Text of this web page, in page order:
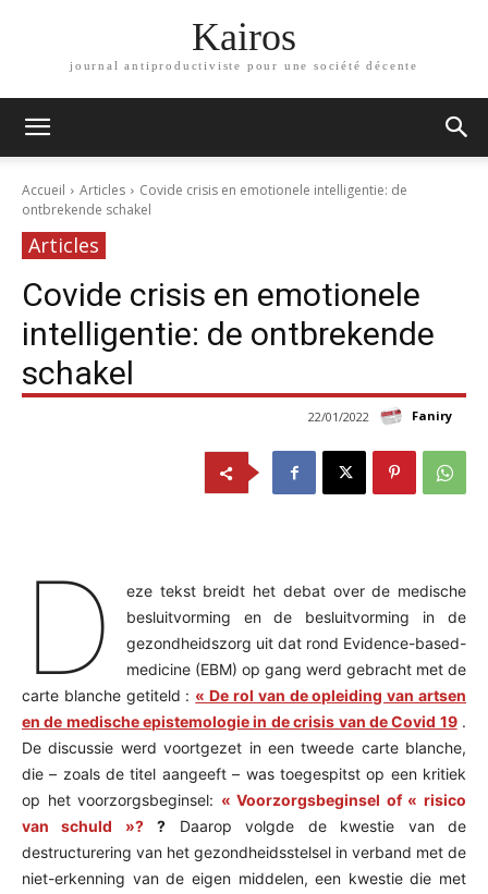
Kairos
journal antiproductiviste pour une société décente
Accueil Articles
Covide crisis en emotionele intelligentie: de
ontbrekende schakel
Articles
Covide crisis en emotionele
intelligentie: de ontbrekende
schakel
Faniry
22/01/2022
D
eze tekst breidt het debat over de medische
besluitvorming en de besluitvorming in de
gezondheidszorg uit dat rond Evidence-based-
medicine (EBM) op gang werd gebracht met de
carte blanche getiteld : « De rol van de opleiding van artsen
en de medische epistemologie in de crisis van de Covid 19 .
De discussie werd voortgezet in een tweede carte blanche,
die – zoals de titel aangeeft – was toegespitst op een kritiek
op het voorzorgsbeginsel: « Voorzorgsbeginsel of « risico
van schuld »?
? Daarop volgde de kwestie van de
destructurering van het gezondheidsstelsel in verband met de
niet-erkenning van de eigen middelen, een kwestie die met